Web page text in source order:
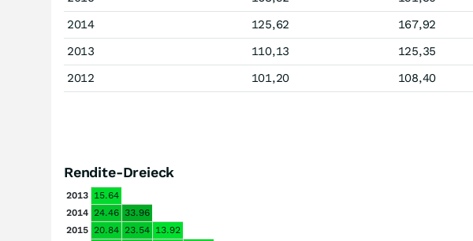
2014
125,62 167,92
2013
110,13 125,35
2012
101,20 108,40
Rendite-Dreieck
2013 15.64
2014 24.46 33.96
2015 20.84 23.54 13.92